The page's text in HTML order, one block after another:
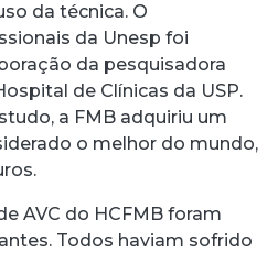
da técnica. O
da Unesp foi
da pesquisadora
de Clínicas da USP.
a FMB adquiriu um
o melhor do mundo,
AVC do HCFMB foram
Todos haviam sofrido